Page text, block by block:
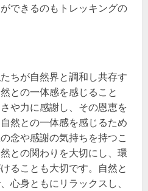
できるのもトレッキングの
ちが自然界と調和し共存す
との一体感を感じること
や力に感謝し、その恩恵を
然との一体感を感じるため
念や感謝の気持ちを持つこ
との関わりを大切にし、環
ることも大切です。自然と
心身ともにリラックスし、